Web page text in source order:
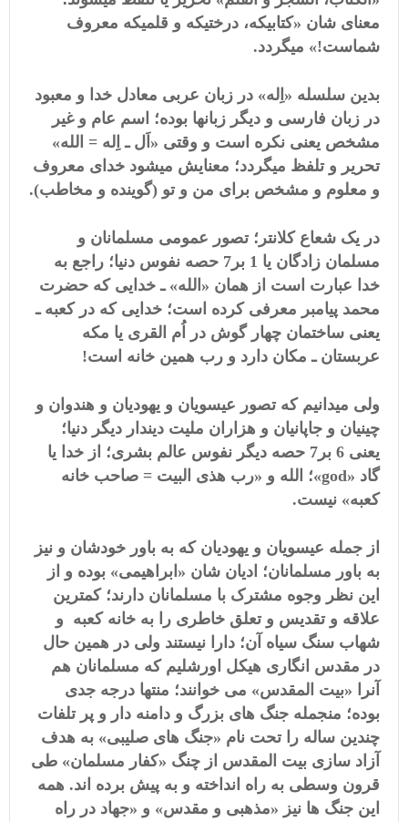
معنای شان «کتابیکه، درختیکه و قلمیکه معروف
شماست!» میگردد.
بدین سلسله «اِله» در زبان عربی معادل خدا و معبود
در زبان فارسی و دیگر زبانها بوده؛ اسم عام و غیر
مشخص یعنی نکره است و وقتی «اَل ـ اِله = الله»
تحریر و تلفظ میگردد؛ معنایش میشود خدای معروف
و معلوم و مشخص برای من و تو (گوینده و مخاطب).
در یک شعاع کلانتر؛ تصور عمومی مسلمانان و
مسلمان زادگان یا 1 بر7 حصه نفوس دنیا؛ راجع به
خدا عبارت است از همان «الله» ـ خدایی که حضرت
محمد پیامبر معرفی کرده است؛ خدایی که در کعبه ـ
یعنی ساختمان چهار گوش در اُم القری یا مکه
عربستان ـ مکان دارد و رب همین خانه است!
ولی میدانیم که تصور عیسویان و یهودیان و هندوان و
چینیان و جاپانیان و هزاران ملیت دیندار دیگر دنیا؛
یعنی 6 بر7 حصه دیگر نفوس عالم بشری؛ از خدا یا
گاد «god»؛ الله و «رب هذی البیت = صاحب خانه
کعبه» نیست.
از جمله عیسویان و یهودیان که به باور خودشان و نیز
به باور مسلمانان؛ ادیان شان «ابراهیمی» بوده و از
این نظر وجوه مشترک با مسلمانان دارند؛ کمترین
علاقه و تقدیس و تعلق خاطری را به خانه کعبه و
شهاب سنگ سیاه آن؛ دارا نیستند ولی در همین حال
در مقدس انگاری هیکل اورشلیم که مسلمانان هم
آنرا «بیت المقدس» می خوانند؛ منتها درجه جدی
بوده؛ منجمله جنگ های بزرگ و دامنه دار و پر تلفات
چندین ساله را تحت نام «جنگ های صلیبی» به هدف
آزاد سازی بیت المقدس از چنگ «کفار مسلمان» طی
قرون وسطی به راه انداخته و به پیش برده اند. همه
این جنگ ها نیز «مذهبی و مقدس» و «جهاد در راه